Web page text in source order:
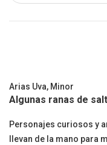
Arias Uva, Minor
Algunas ranas de
Personajes curiosos y
llevan de la mano para